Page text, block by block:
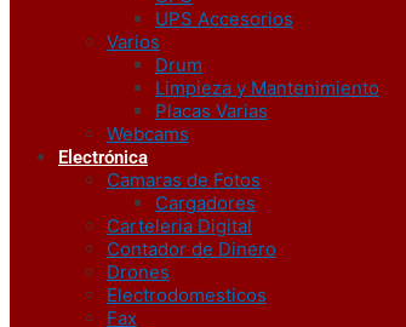
UPS Accesorios
Varios
Drum
Limpieza y Mantenimiento
Placas Varias
Webcams
Electrónica
Camaras de Fotos
Cargadores
Carteleria Digital
Contador de Dinero
Drones
Electrodomesticos
Fax